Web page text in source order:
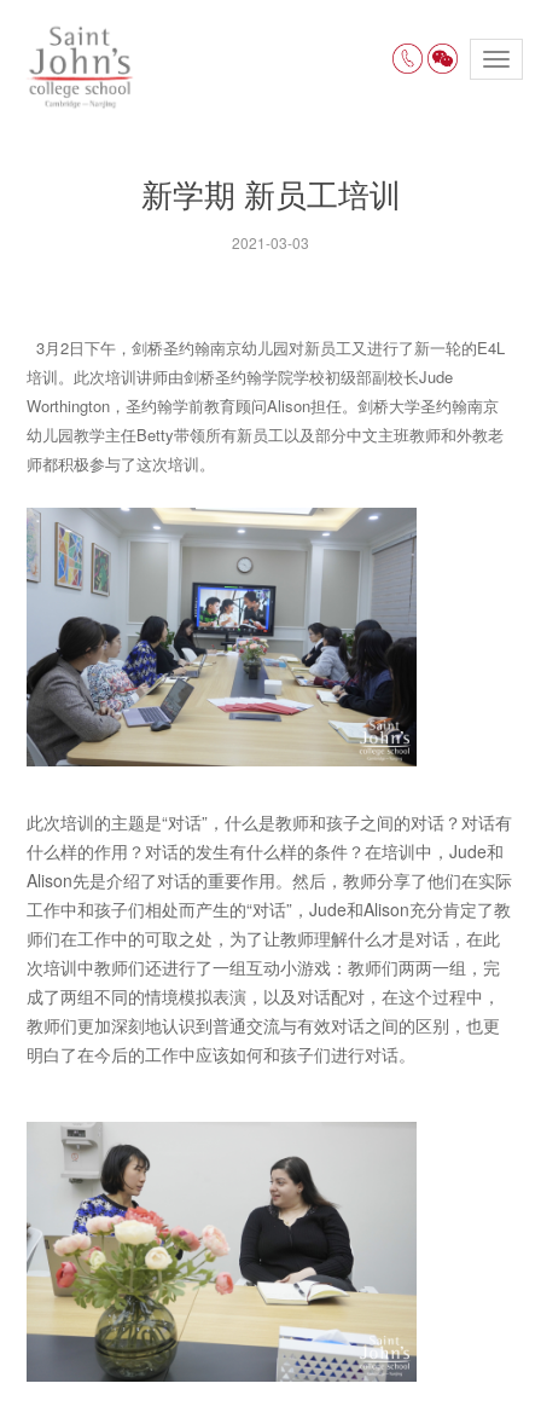
新学期 新员工培训
2021-03-03
3月2日下午，剑桥圣约翰南京幼儿园对新员工又进行了新一轮的E4L
培训。此次培训讲师由剑桥圣约翰学院学校初级部副校长Jude
Worthington，圣约翰学前教育顾问Alison担任。剑桥大学圣约翰南京
幼儿园教学主任Betty带领所有新员工以及部分中文主班教师和外教老
师都积极参与了这次培训。
此次培训的主题是“对话”，什么是教师和孩子之间的对话？对话有
什么样的作用？对话的发生有什么样的条件？在培训中，Jude和
Alison先是介绍了对话的重要作用。然后，教师分享了他们在实际
工作中和孩子们相处而产生的“对话”，Jude和Alison充分肯定了教
师们在工作中的可取之处，为了让教师理解什么才是对话，在此
次培训中教师们还进行了一组互动小游戏：教师们两两一组，完
成了两组不同的情境模拟表演，以及对话配对，在这个过程中，
教师们更加深刻地认识到普通交流与有效对话之间的区别，也更
明白了在今后的工作中应该如何和孩子们进行对话。